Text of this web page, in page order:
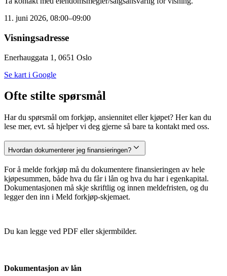
11. juni 2026, 08:00–09:00
Visningsadresse
Enerhauggata 1, 0651 Oslo
Se kart i Google
Ofte stilte spørsmål
Har du spørsmål om forkjøp, ansiennitet eller kjøpet? Her kan du
lese mer, evt. så hjelper vi deg gjerne så bare ta kontakt med oss.
Hvordan dokumenterer jeg finansieringen?
For å melde forkjøp må du dokumentere finansieringen av hele
kjøpesummen, både hva du får i lån og hva du har i egenkapital.
Dokumentasjonen må skje skriftlig og innen meldefristen, og du
legger den inn i Meld forkjøp-skjemaet.
Du kan legge ved PDF eller skjermbilder.
Dokumentasjon av lån